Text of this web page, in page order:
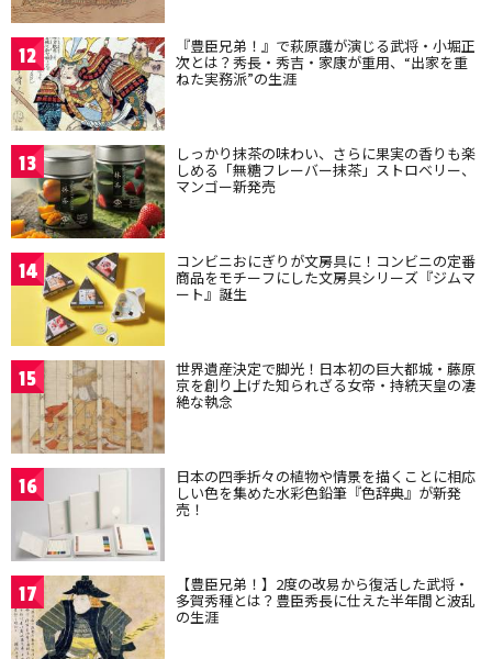
12 『豊臣兄弟！』で萩原護が演じる武将・小堀正
次とは？秀長・秀吉・家康が重用、“出家を重
ねた実務派”の生涯
13 しっかり抹茶の味わい、さらに果実の香りも楽
しめる「無糖フレーバー抹茶」ストロベリー、
マンゴー新発売
14 コンビニおにぎりが文房具に！コンビニの定番
商品をモチーフにした文房具シリーズ『ジムマ
ート』誕生
15 世界遺産決定で脚光！日本初の巨大都城・藤原
京を創り上げた知られざる女帝・持統天皇の凄
絶な執念
16 日本の四季折々の植物や情景を描くことに相応
しい色を集めた水彩色鉛筆『色辞典』が新発
売！
17 【豊臣兄弟！】2度の改易から復活した武将・
多賀秀種とは？豊臣秀長に仕えた半年間と波乱
の生涯